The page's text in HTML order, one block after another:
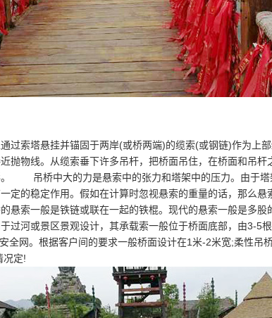
过索塔悬挂并锚固于两岸(或桥两端)的缆索(或钢链)作为上
抛物线。从缆索垂下许多吊杆，把桥面吊住，在桥面和吊
。 吊桥中大的力是悬索中的张力和塔架中的压力。由于塔
定的稳定作用。假如在计算时忽视悬索的重量的话，那么
悬索一般是铁链或联在一起的铁棍。现代的悬索一般是多股
过河或景区景观设计，其承载索一般位于桥面底部，由3-5
全网。根据客户间的要求一般桥面设计在1米-2米宽;柔性吊
况定!